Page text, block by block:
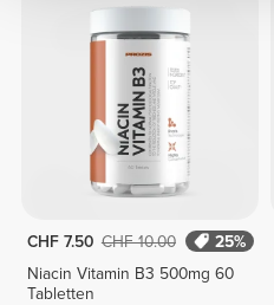
CHF 7.50 CHF 10.00
25%
Niacin Vitamin B3 500mg 60
Tabletten